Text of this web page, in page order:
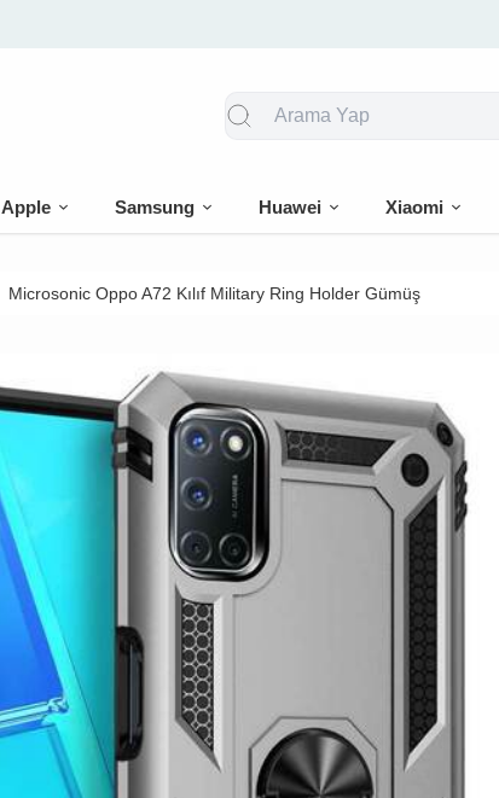
Apple Samsung Huawei Xiaomi
Microsonic Oppo A72 Kılıf Military Ring Holder Gümüş